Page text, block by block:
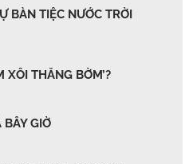
BÀN TIỆC NƯỚC TRỜI
XÔI THẰNG BỜM’?
BÂY GIỜ